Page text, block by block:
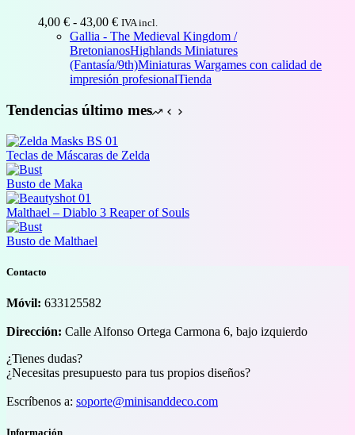
4,00 € - 43,00 €Rango
de
precios:
desde
4,00 €
43,00 €
IVA incl.
Gallia - The Medieval Kingdom /
BretonianosHighlands Miniatures
(Fantasía/9th)Miniaturas Wargames con calidad de
impresión profesionalTienda
Tendencias último mes
Teclas de Máscaras de Zelda
Busto de Maka
Malthael – Diablo 3 Reaper of Souls
Busto de Malthael
Contacto
Móvil: 633125582
Dirección: Calle Alfonso Ortega Carmona 6, bajo izquierdo
¿Tienes dudas?
¿Necesitas presupuesto para tus propios diseños?
Escríbenos a: soporte@minisanddeco.com
Información